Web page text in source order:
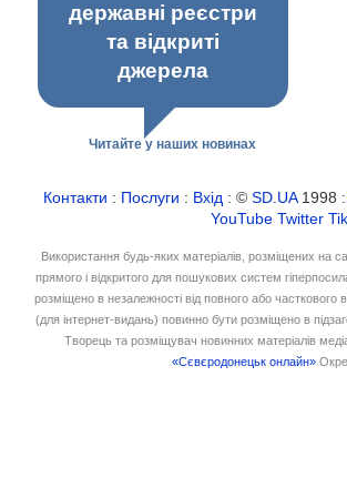
державні реєстри
та відкриті
джерела
Читайте у наших новинах
Контакти : Послуги : Вхід : ©SD.UA1998 :
YouTube Twitter
Використання будь-яких матеріалів, розміщених на
прямого і відкритого для пошукових систем
розміщено в незалежності від повного або часткового
(для інтернет-видань) повинно бути розміщено в
Творець та розміщувач новинних матеріалів
«Сєвєродонецьк онлайн»